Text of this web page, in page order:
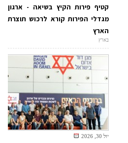
קטיף פירות הקיץ בשיאה - ארגון
מגדלי הפירות קורא לרכוש תוצרת
הארץ
בארץ
יול 30, 2026